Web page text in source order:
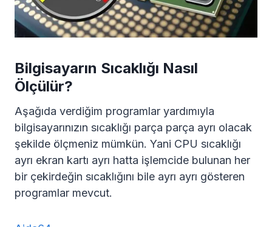
Bilgisayarın Sıcaklığı Nasıl
Ölçülür?
Aşağıda verdiğim programlar yardımıyla
bilgisayarınızın sıcaklığı parça parça ayrı olacak
şekilde ölçmeniz mümkün. Yani CPU sıcaklığı
ayrı ekran kartı ayrı hatta işlemcide bulunan her
bir çekirdeğin sıcaklığını bile ayrı ayrı gösteren
programlar mevcut.